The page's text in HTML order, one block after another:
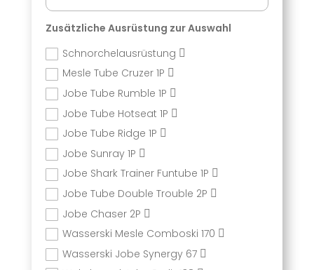
Zusätzliche Ausrüstung zur Auswahl
Schnorchelausrüstung
Mesle Tube Cruzer 1P
Jobe Tube Rumble 1P
Jobe Tube Hotseat 1P
Jobe Tube Ridge 1P
Jobe Sunray 1P
Jobe Shark Trainer Funtube 1P
Jobe Tube Double Trouble 2P
Jobe Chaser 2P
Wasserski Mesle Comboski 170
Wasserski Jobe Synergy 67